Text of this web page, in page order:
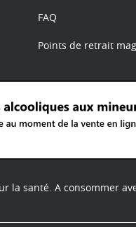
FAQ
Points de retrait
la santé. A consommer